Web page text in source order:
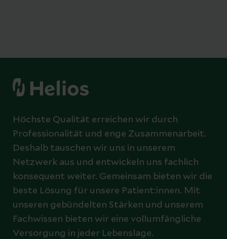
Höchste Qualität erreichen wir durch
Professionalität und enge Zusammenarbeit.
Deshalb tauschen wir uns in unserem
Netzwerk aus und entwickeln uns fachlich
konsequent weiter. Gemeinsam bieten wir die
beste Lösung für unsere Patient:innen. Mit
unseren gebündelten Stärken und unserem
Fachwissen bieten wir eine vollumfängliche
Versorgung in jeder Lebenslage.